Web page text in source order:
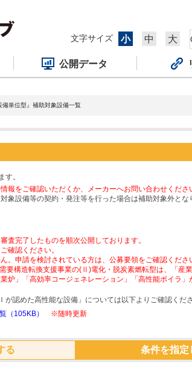
文字サイズ
小 中 大
公開データ
単位型』補助対象設備一覧
す。
をご確認いただくか、メーカーへお問い合わせくださ
設備等の契約・発注等を行った場合は補助対象外とな
完了したものを順次公開しております。
確認ください。
申請を検討されている方は、公募要領をご確認くださ
要構造転換支援事業の(Ⅱ)電化・脱炭素燃転型は、「産
炉」「高効率コージェネレーション」「高性能ボイラ」
認めた高性能な設備」については以下よりご確認くださ
（105KB）
※随時更新
る 条件を指定